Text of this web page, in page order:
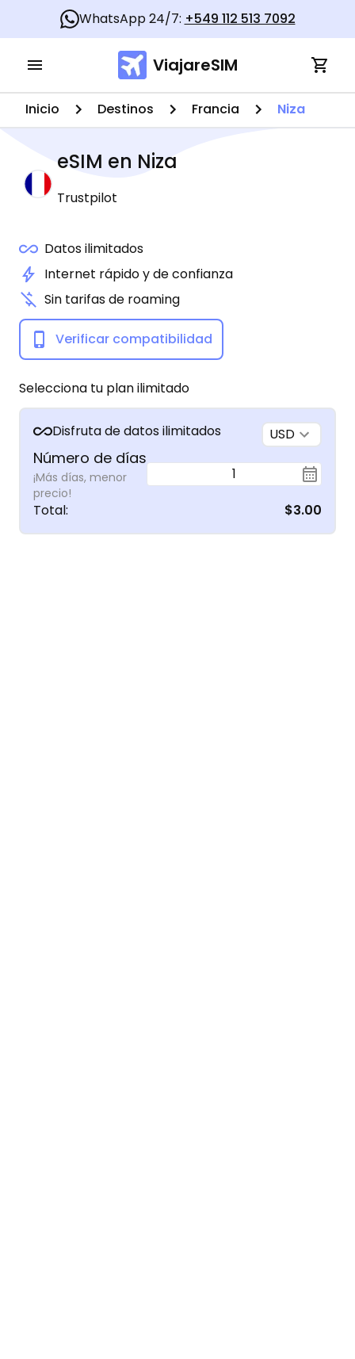
WhatsApp 24/7: +549 112 513 7092
ViajareSIM
Inicio Destinos Francia Niza
eSIM en Niza
Trustpilot
Datos ilimitados
Internet rápido y de confianza
Sin tarifas de roaming
Verificar compatibilidad
Selecciona tu plan ilimitado
Disfruta de datos ilimitados USD
Número de días
¡Más días, menor
precio!
1
Total: $3.00